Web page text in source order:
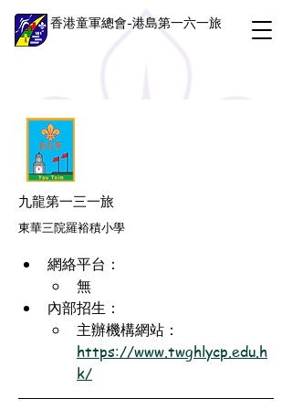
香港童軍總會-港島第一六一旅
九龍第一三一旅
東華三院羅裕積小學
網絡平台：
無
內部招生：
主辦機構網站：
https://www.twghlycp.edu.h
k/